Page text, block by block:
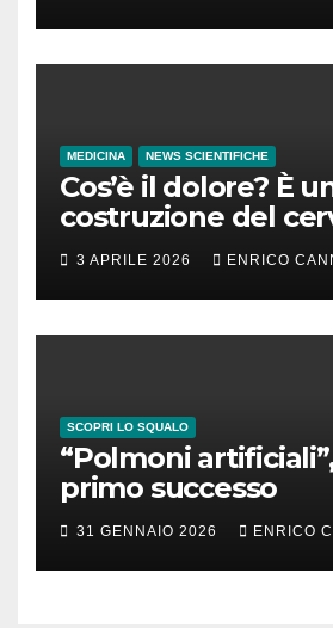
MEDICINA NEWS SCIENTIFICHE
Cos’è il dolore? È
costruzione del
3 APRILE 2026 ENRICO
SCOPRI LO SQUALO
“Polmoni
primo successo
31 GENNAIO 2026 ENRICO